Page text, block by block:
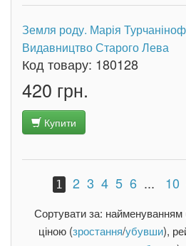
Земля роду. Марія
Видавництво Старого Лева
Код товару: 180128
420 грн.
Купити
1 2 3 4 5 6 ... 10
Сортувати за: найменуванням
ціною (зростання/убувши),